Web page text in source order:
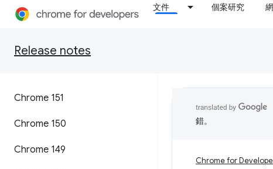
文件 個案研究
Release notes
Chrome 151
Chrome 150
Chrome 149
錯。
Chrome for